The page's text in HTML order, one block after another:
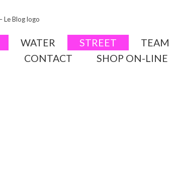
WATER STREET
TEAM
CONTACT SHOP ON-LINE